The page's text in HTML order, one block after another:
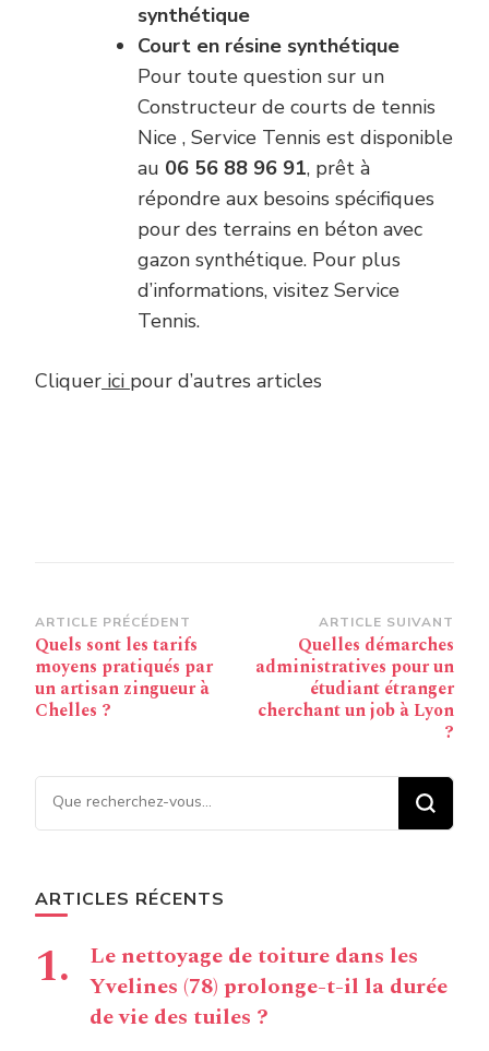
synthétique
Court en résine synthétique
Pour toute question sur un
Constructeur de courts de tennis
Nice , Service Tennis est disponible
au 06 56 88 96 91, prêt à
répondre aux besoins spécifiques
pour des terrains en béton avec
gazon synthétique. Pour plus
d’informations, visitez Service
Tennis.
Cliquer ici pour d’autres articles
Navigation
d’article
ARTICLE PRÉCÉDENT
Quels sont les tarifs
moyens pratiqués par
un artisan zingueur à
Chelles ?
ARTICLE SUIVANT
Quelles démarches
administratives pour un
étudiant étranger
cherchant un job à Lyon
?
Vous recherchiez quelque
chose ?
ARTICLES RÉCENTS
Le nettoyage de toiture dans les
Yvelines (78) prolonge-t-il la durée
de vie des tuiles ?